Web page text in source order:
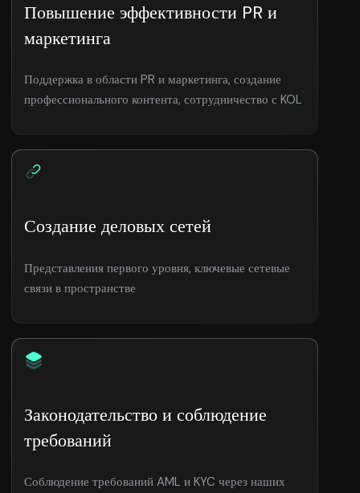
Повышение эффективности PR и
маркетинга
Поддержка в области PR и маркетинга, создание
профессионального контента, сотрудничество с KOL
Создание деловых сетей
Представления первого уровня, ключевые сетевые
связи в пространстве
Законодательство и соблюдение
требований
Соблюдение требований AML и KYC через наших